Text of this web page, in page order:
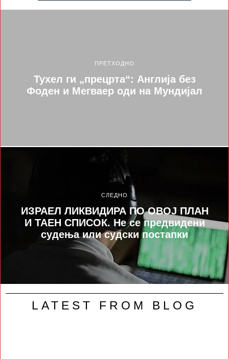
ПРЕТХОДНО
Тухел ги „прецрта“: Англија без
Фоден и Мегваер оди на Мундијал
СЛЕДНО
ИЗРАЕЛ ЛИКВИДИРА ПО ОВОЈ ПЛАН
И ТАЕН СПИСОК. Не се предвидени
судења или судски постапки
LATEST FROM BLOG